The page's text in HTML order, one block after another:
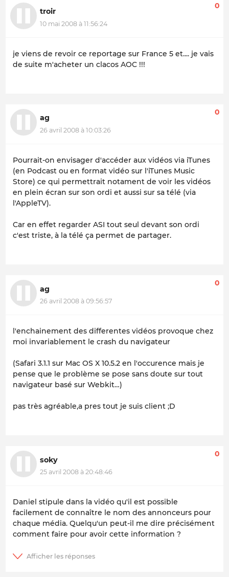
troir
10 mai 2008 à 11:56:24
0
je viens de revoir ce reportage sur France 5 et.... je vais
de suite m'acheter un clacos AOC !!!
ag
26 avril 2008 à 10:03:26
0
Pourrait-on envisager d'accéder aux vidéos via iTunes
(en Podcast ou en format vidéo sur l'iTunes Music
Store) ce qui permettrait notament de voir les vidéos
en plein écran sur son ordi et aussi sur sa télé (via
l'AppleTV).
Car en effet regarder ASI tout seul devant son ordi
c'est triste, à la télé ça permet de partager.
ag
26 avril 2008 à 09:56:57
0
l'enchainement des differentes vidéos provoque chez
moi invariablement le crash du navigateur
(Safari 3.1.1 sur Mac OS X 10.5.2 en l'occurence mais je
pense que le problème se pose sans doute sur tout
navigateur basé sur Webkit…)
pas très agréable,a pres tout je suis client ;D
soky
25 avril 2008 à 20:48:46
0
Daniel stipule dans la vidéo qu'il est possible
facilement de connaître le nom des annonceurs pour
chaque média. Quelqu'un peut-il me dire précisément
comment faire pour avoir cette information ?